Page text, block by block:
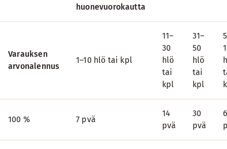
huonevuorokautta
Varauksen
arvonalennus
1–10 hlö tai kpl
11–
30
hlö
tai
kpl
31–
50
hlö
tai
kpl
100 % 7 pvä
14
pvä
30
pvä